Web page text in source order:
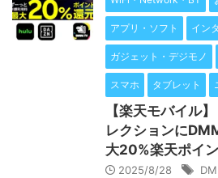
アプリ・ソフト イン
ガジェット・デジモノ
スマホ タブレット
【楽天モバイル
レクションに
大20%楽天ポイ
2025/8/28